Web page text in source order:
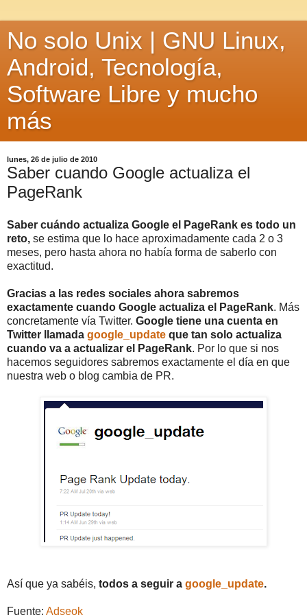
No solo Unix | GNU Linux,
Android, Tecnología,
Software Libre y mucho
más
lunes, 26 de julio de 2010
Saber cuando Google actualiza el
PageRank
Saber cuándo actualiza Google el PageRank es todo un
reto, se estima que lo hace aproximadamente cada 2 o 3
meses, pero hasta ahora no había forma de saberlo con
exactitud.
Gracias a las redes sociales ahora sabremos
exactamente cuando Google actualiza el PageRank. Más
concretamente vía Twitter. Google tiene una cuenta en
Twitter llamada google_update que tan solo actualiza
cuando va a actualizar el PageRank. Por lo que si nos
hacemos seguidores sabremos exactamente el día en que
nuestra web o blog cambia de PR.
Así que ya sabéis, todos a seguir a google_update.
Fuente: Adseok